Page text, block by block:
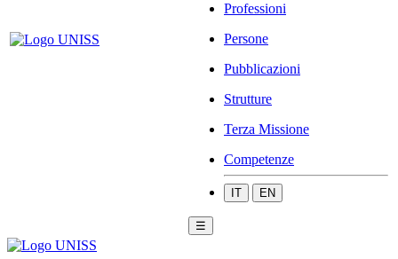
Professioni
Persone
Pubblicazioni
Strutture
Terza Missione
Competenze
IT EN
☰